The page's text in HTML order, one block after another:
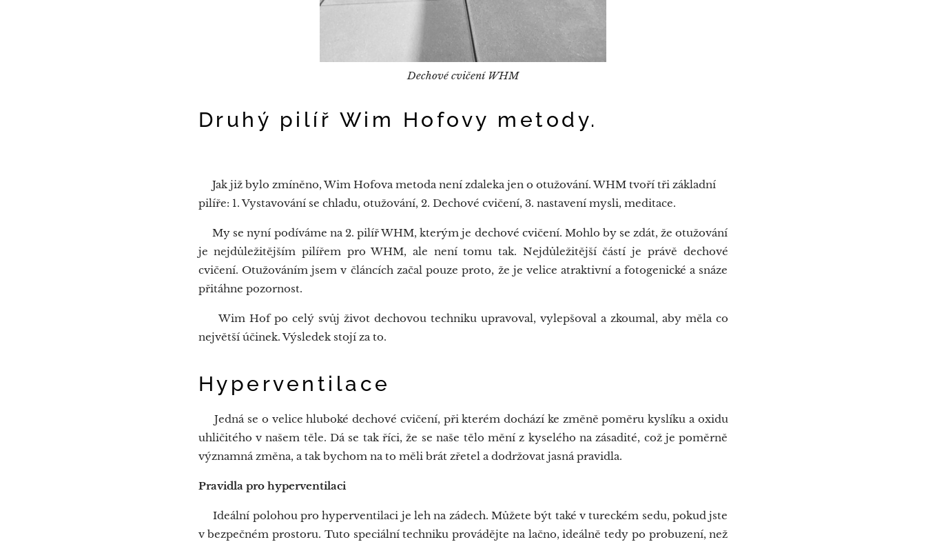
Dechové cvičení WHM
Druhý pilíř Wim Hofovy metody.
Jak již bylo zmíněno, Wim Hofova metoda není zdaleka jen o otužování. WHM tvoří tři základní
pilíře: 1. Vystavování se chladu, otužování, 2. Dechové cvičení, 3. nastavení mysli, meditace.
My se nyní podíváme na 2. pilíř WHM, kterým je dechové cvičení. Mohlo by se zdát, že otužování
je nejdůležitějším pilířem pro WHM, ale není tomu tak. Nejdůležitější částí je právě dechové
cvičení. Otužováním jsem v článcích začal pouze proto, že je velice atraktivní a fotogenické a snáze
přitáhne pozornost.
Wim Hof po celý svůj život dechovou techniku upravoval, vylepšoval a zkoumal, aby měla co
největší účinek. Výsledek stojí za to.
Hyperventilace
Jedná se o velice hluboké dechové cvičení, při kterém dochází ke změně poměru kyslíku a oxidu
uhličitého v našem těle. Dá se tak říci, že se naše tělo mění z kyselého na zásadité, což je poměrně
významná změna, a tak bychom na to měli brát zřetel a dodržovat jasná pravidla.
Pravidla pro hyperventilaci
Ideální polohou pro hyperventilaci je leh na zádech. Můžete být také v tureckém sedu, pokud jste
v bezpečném prostoru. Tuto speciální techniku provádějte na lačno, ideálně tedy po probuzení, než